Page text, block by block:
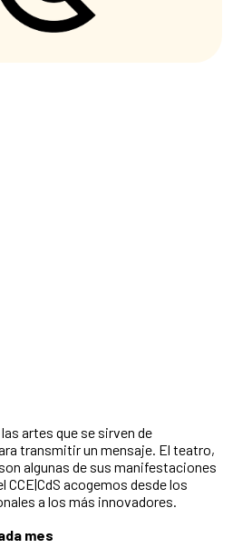
artes que se sirven de
transmitir un mensaje. El teatro,
algunas de sus manifestaciones
CCE|CdS acogemos desde los
a los más innovadores.
mes